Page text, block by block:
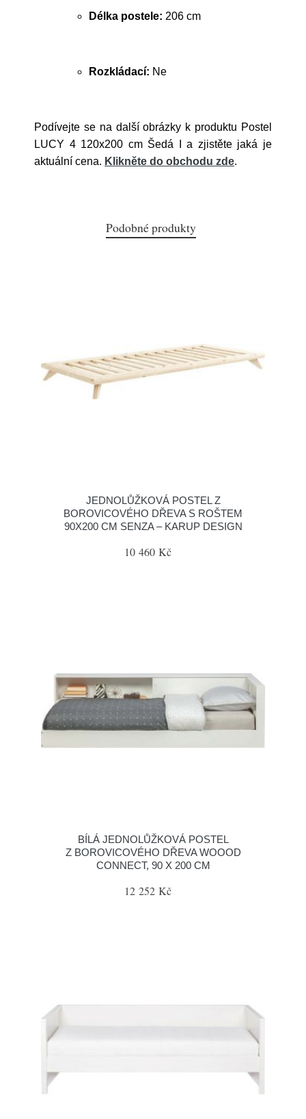
Délka postele: 206 cm
Rozkládací: Ne
Podívejte se na další obrázky k produktu Postel
LUCY 4 120x200 cm Šedá I a zjistěte jaká je
aktuální cena. Klikněte do obchodu zde.
Podobné produkty
JEDNOLŮŽKOVÁ POSTEL Z
BOROVICOVÉHO DŘEVA S ROŠTEM
90X200 CM SENZA – KARUP DESIGN
10 460 Kč
BÍLÁ JEDNOLŮŽKOVÁ POSTEL
Z BOROVICOVÉHO DŘEVA WOOOD
CONNECT, 90 X 200 CM
12 252 Kč